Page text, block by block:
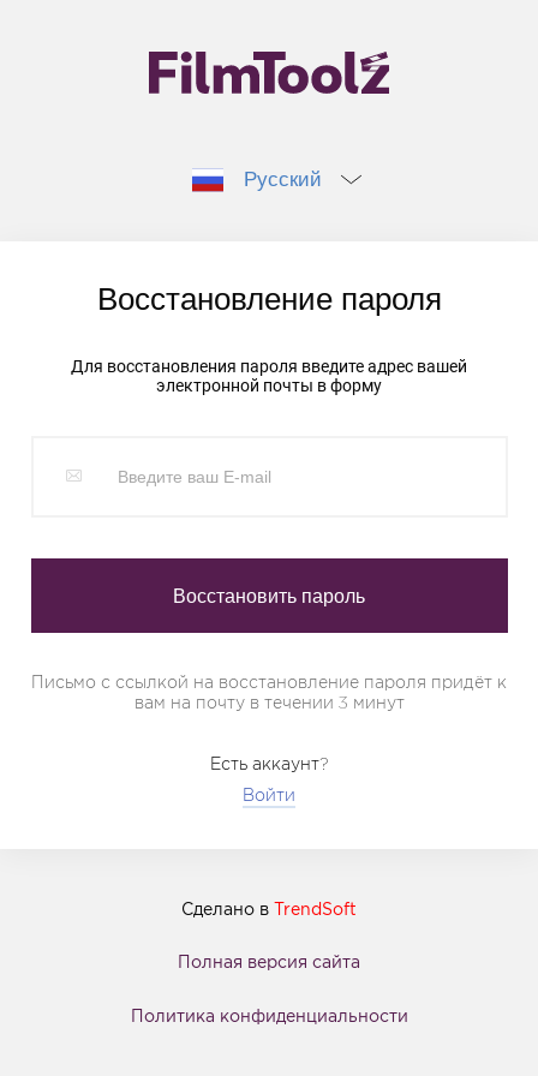
Русский
Восстановление пароля
Для восстановления пароля введите адрес вашей
электронной почты в форму
Письмо с ссылкой на восстановление пароля придёт к
вам на почту в течении 3 минут
Есть аккаунт?
Войти
Сделано в TrendSoft
Полная версия сайта
Политика конфиденциальности